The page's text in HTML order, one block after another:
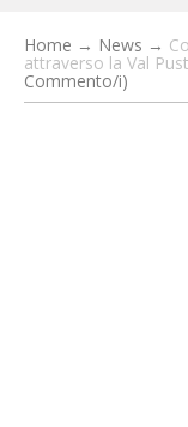
Home → News →
attraverso la Val
Commento/i)